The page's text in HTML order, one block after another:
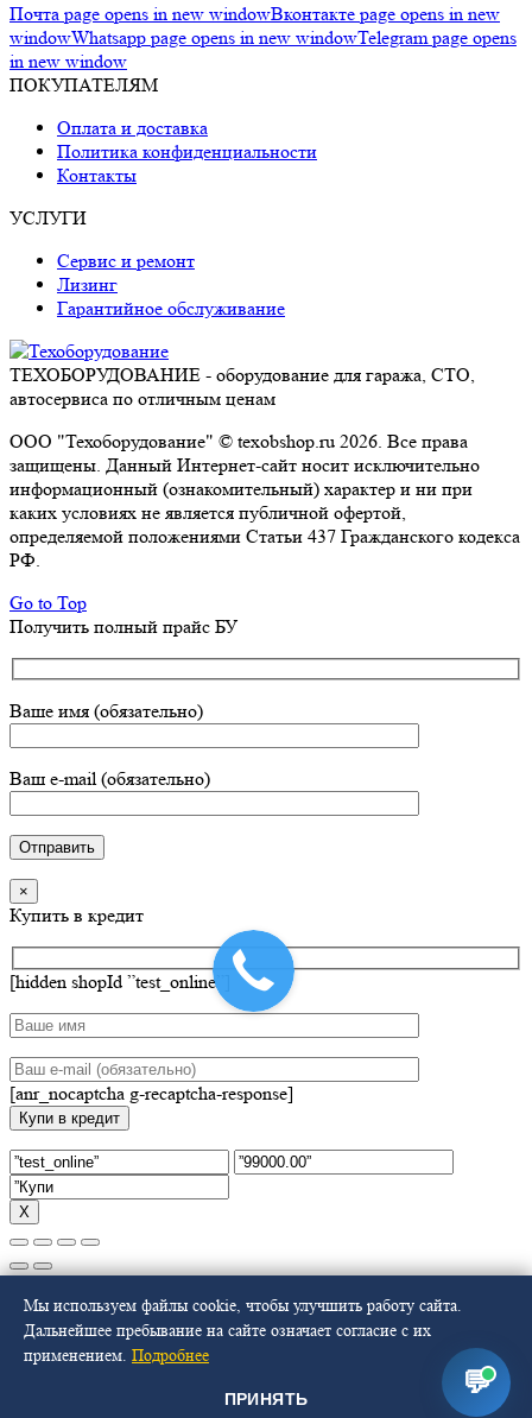
Почта page opens in new windowВконтакте page opens in new
windowWhatsapp page opens in new windowTelegram page opens
in new window
ПОКУПАТЕЛЯМ
Оплата и доставка
Политика конфиденциальности
Контакты
УСЛУГИ
Сервис и ремонт
Лизинг
Гарантийное обслуживание
ТЕХОБОРУДОВАНИЕ - оборудование для гаража, СТО,
автосервиса по отличным ценам
ООО "Техоборудование" © texobshop.ru 2026. Все права
защищены. Данный Интернет-сайт носит исключительно
информационный (ознакомительный) характер и ни при
каких условиях не является публичной офертой,
определяемой положениями Статьи 437 Гражданского кодекса
РФ.
Go to Top
💬
Получить полный прайс БУ
Ваше имя (обязательно)
Ваш e-mail (обязательно)
×
Купить в кредит
[hidden shopId ”test_online”]
[anr_nocaptcha g-recaptcha-response]
Х
Select at least 2 products
to compare
Смотреть сравнение
Мы используем файлы cookie, чтобы улучшить работу сайта.
Дальнейшее пребывание на сайте означает согласие с их
применением. Подробнее
ПРИНЯТЬ